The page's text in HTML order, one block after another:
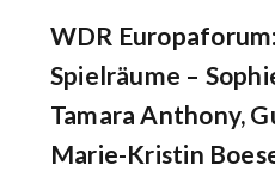
WDR
Spielräume –
Tamara Anthony,
Marie-Kristin